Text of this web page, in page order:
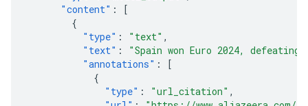
"content" :
[
{
"type" : "text" ,
"text" :
"Spain won Euro 2024,
"annotations" :
[
{
"type" : "url_citation" ,